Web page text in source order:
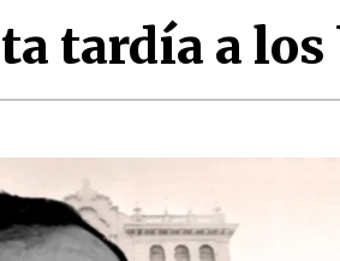
tardía a los